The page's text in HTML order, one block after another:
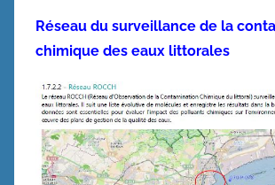
Réseau du surveillance de la
chimique des eaux littorales